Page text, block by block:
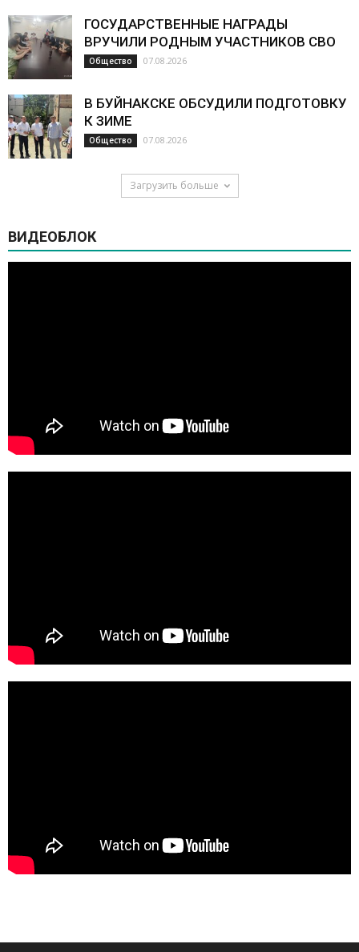
ГОСУДАРСТВЕННЫЕ НАГРАДЫ
ВРУЧИЛИ РОДНЫМ УЧАСТНИКОВ СВО
Общество 07.08.2026
В БУЙНАКСКЕ ОБСУДИЛИ ПОДГОТОВКУ
К ЗИМЕ
Общество 07.08.2026
Загрузить больше
ВИДЕОБЛОК